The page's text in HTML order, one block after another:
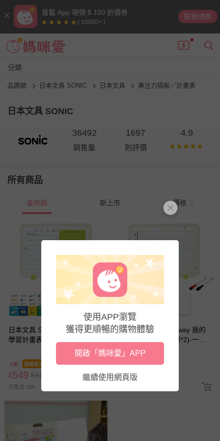
首載 App 現領 $ 100 折價券
( 10000+ )
點我領券
分類
品牌館 日本文具 SONIC 日本文具 專注力隔板／計畫表
日本文具 SONIC
36492
銷售量
1697
則評價
4.9
所有商品
最熱銷 新上市 價格
日本文具 SONIC - 2way 我的
學習計畫表(附白板筆*2)-一日
6折 即將售完
$549 $915
已售出 206
日本文具 SONIC - 2way 我的
學習計畫表(附白板筆*2)-一週
(39.7x29.7x1cm)
66折 即將售完
$595
使用APP瀏覽
獲得更順暢的購物體驗
開啟「媽咪愛」APP
繼續使用網頁版